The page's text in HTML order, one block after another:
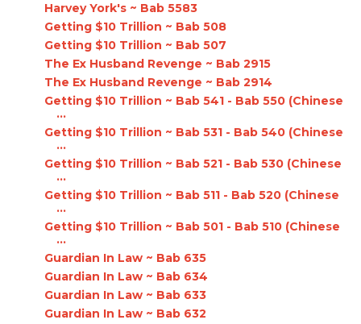
Harvey York's ~ Bab 5583
Getting $10 Trillion ~ Bab 508
Getting $10 Trillion ~ Bab 507
The Ex Husband Revenge ~ Bab 2915
The Ex Husband Revenge ~ Bab 2914
Getting $10 Trillion ~ Bab 541 - Bab 550 (Chinese
...
Getting $10 Trillion ~ Bab 531 - Bab 540 (Chinese
...
Getting $10 Trillion ~ Bab 521 - Bab 530 (Chinese
...
Getting $10 Trillion ~ Bab 511 - Bab 520 (Chinese
...
Getting $10 Trillion ~ Bab 501 - Bab 510 (Chinese
...
Guardian In Law ~ Bab 635
Guardian In Law ~ Bab 634
Guardian In Law ~ Bab 633
Guardian In Law ~ Bab 632